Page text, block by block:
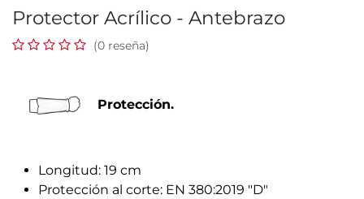
Protector Acrílico - Antebrazo
(0 reseña)
Protección.
Longitud: 19 cm
Protección al corte: EN 380:2019 "D"